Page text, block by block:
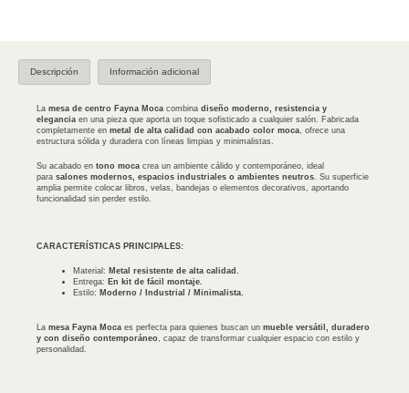
Descripción Información adicional
La mesa de centro Fayna Moca combina diseño moderno, resistencia y
elegancia en una pieza que aporta un toque sofisticado a cualquier salón. Fabricada
completamente en metal de alta calidad con acabado color moca, ofrece una
estructura sólida y duradera con líneas limpias y minimalistas.
Su acabado en tono moca crea un ambiente cálido y contemporáneo, ideal
para salones modernos, espacios industriales o ambientes neutros . Su superficie
amplia permite colocar libros, velas, bandejas o elementos decorativos, aportando
funcionalidad sin perder estilo.
CARACTERÍSTICAS PRINCIPALES:
Material: Metal resistente de alta calidad.
Entrega: En kit de fácil montaje.
Estilo: Moderno / Industrial / Minimalista.
La mesa Fayna Moca es perfecta para quienes buscan un mueble versátil, duradero
y con diseño contemporáneo, capaz de transformar cualquier espacio con estilo y
personalidad.